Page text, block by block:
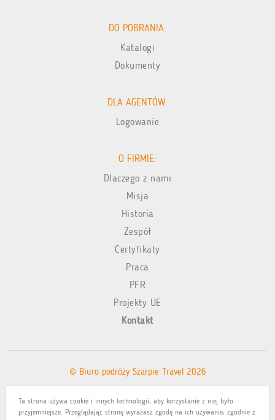
Ta strona używa cookie i innych technologii, aby korzystanie z niej było
przyjemniejsze. Przeglądając stronę wyrażasz zgodę na ich używanie, zgodnie z
DO POBRANIA:
Katalogi
Dokumenty
DLA AGENTÓW:
Logowanie
O FIRMIE:
Dlaczego z nami
Misja
Historia
Zespół
Certyfikaty
Praca
PFR
Projekty UE
Kontakt
© Biuro podróży Szarpie Travel 2026
Polityka prywatności